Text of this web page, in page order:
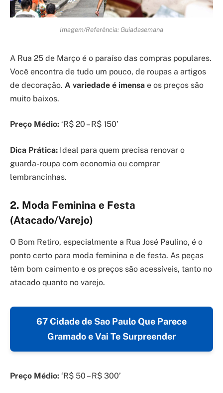
Imagem/Referência: Guiadasemana
A Rua 25 de Março é o paraíso das compras populares.
Você encontra de tudo um pouco, de roupas a artigos
de decoração. A variedade é imensa e os preços são
muito baixos.
Preço Médio: ‘R$ 20 – R$ 150’
Dica Prática: Ideal para quem precisa renovar o
guarda-roupa com economia ou comprar
lembrancinhas.
2. Moda Feminina e Festa
(Atacado/Varejo)
O Bom Retiro, especialmente a Rua José Paulino, é o
ponto certo para moda feminina e de festa. As peças
têm bom caimento e os preços são acessíveis, tanto no
atacado quanto no varejo.
67 Cidade de Sao Paulo Que Parece
Gramado e Vai Te Surpreender
Preço Médio: ‘R$ 50 – R$ 300’